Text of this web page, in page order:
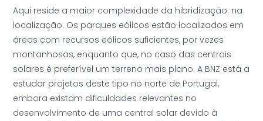
Aqui reside a maior complexidade da hibridização: na
localização. Os parques eólicos estão localizados em
áreas com recursos eólicos suficientes, por vezes
montanhosas, enquanto que, no caso das centrais
solares é preferível um terreno mais plano. A BNZ está a
estudar projetos deste tipo no norte de Portugal,
embora existam dificuldades relevantes no
desenvolvimento de uma central solar devido à